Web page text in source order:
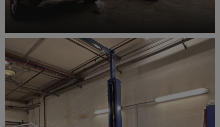
Ремонт выхлопной системы